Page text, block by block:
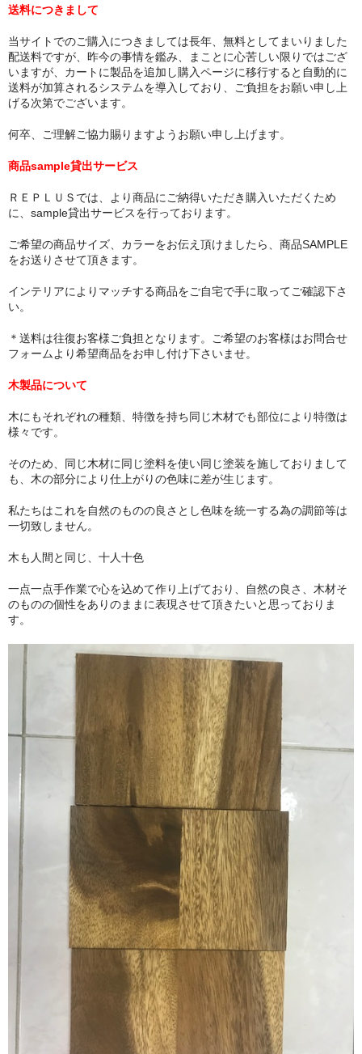
送料につきまして
当サイトでのご購入につきましては長年、無料としてまいりました
配送料ですが、昨今の事情を鑑み、まことに心苦しい限りではござ
いますが、カートに製品を追加し購入ページに移行すると自動的に
送料が加算されるシステムを導入しており、ご負担をお願い申し上
げる次第でございます。
何卒、ご理解ご協力賜りますようお願い申し上げます。
商品sample貸出サービス
ＲＥＰＬＵＳでは、より商品にご納得いただき購入いただくため
に、sample貸出サービスを行っております。
ご希望の商品サイズ、カラーをお伝え頂けましたら、商品SAMPLE
をお送りさせて頂きます。
インテリアによりマッチする商品をご自宅で手に取ってご確認下さ
い。
＊送料は往復お客様ご負担となります。ご希望のお客様はお問合せ
フォームより希望商品をお申し付け下さいませ。
木製品について
木にもそれぞれの種類、特徴を持ち同じ木材でも部位により特徴は
様々です。
そのため、同じ木材に同じ塗料を使い同じ塗装を施しておりまして
も、木の部分により仕上がりの色味に差が生じます。
私たちはこれを自然のものの良さとし色味を統一する為の調節等は
一切致しません。
木も人間と同じ、十人十色
一点一点手作業で心を込めて作り上げており、自然の良さ、木材そ
のものの個性をありのままに表現させて頂きたいと思っておりま
す。